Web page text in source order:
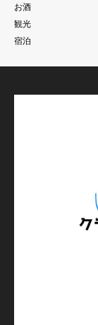
お酒
観光
宿泊